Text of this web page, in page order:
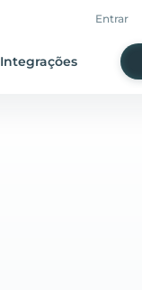
Entrar
Integrações